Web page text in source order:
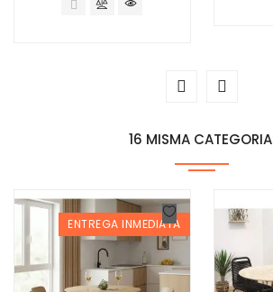
16 MISMA
ENTREGA INMEDIATA